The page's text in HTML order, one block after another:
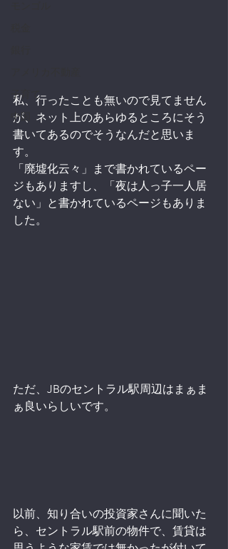
子育て
中国
私、行ったことも無いので見てません
が、ネット上のあらゆるところにそう
書いてあるのでそうなんだと思いま
す。
「廃墟化云々」まで書かれているペー
ジもありますし、「夜は人っ子一人居
ない」と書かれているページもありま
した。
ただ、JBのセントラル駅周辺はまぁま
ぁ良いらしいです。
以前、知り合いの投資家さんに聞いた
ら、セントラル駅前の物件で、賃貸は